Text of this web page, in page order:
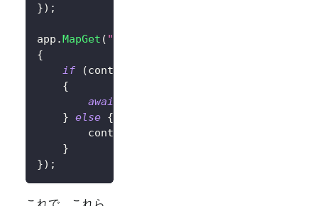
}) ;
app .MapGet ( "/SignOut"
{
if
(context
{
await
} else {
        context
}
}) ;